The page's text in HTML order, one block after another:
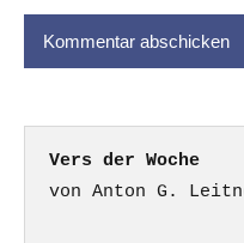
Vers der Woche